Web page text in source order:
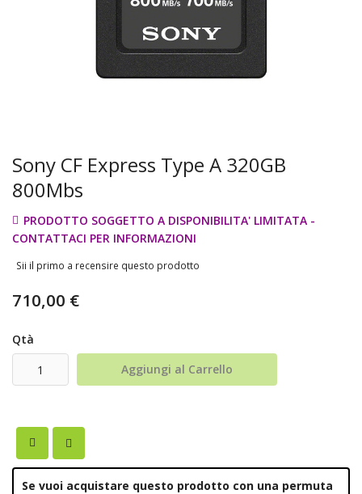
Sony CF Express Type A 320GB
800Mbs
PRODOTTO SOGGETTO A DISPONIBILITA' LIMITATA -
CONTATTACI PER INFORMAZIONI
Sii il primo a recensire questo prodotto
710,00 €
Qtà
Aggiungi al Carrello
Se vuoi acquistare questo prodotto con una permuta